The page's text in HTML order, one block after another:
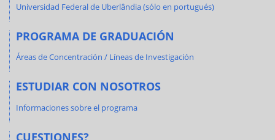
Universidad Federal de Uberlândia (sólo en portugués)
PROGRAMA DE GRADUACIÓN
Áreas de Concentración / Líneas de Investigación
ESTUDIAR CON NOSOTROS
Informaciones sobre el programa
CUESTIONES?